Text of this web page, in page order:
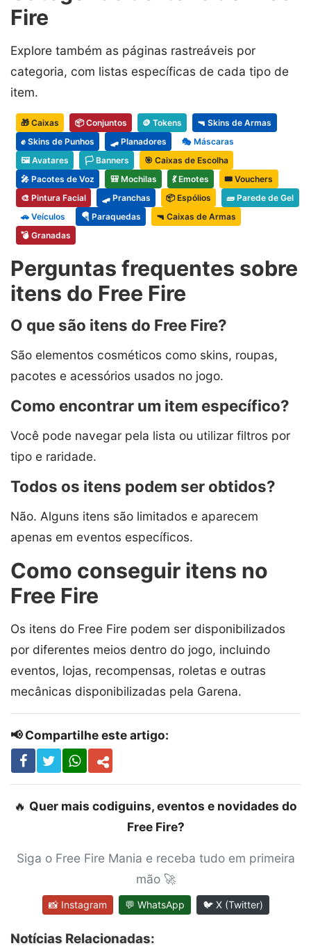
Fire
Explore também as páginas rastreáveis por
categoria, com listas específicas de cada tipo de
item.
🎁 Caixas 📦 Conjuntos 🪙 Tokens
🔫 Skins de Armas
✊ Skins de Punhos
🛹 Planadores
🎭 Máscaras
🖼️ Avatares
🏳️ Banners
🎯 Caixas de Escolha
🎤 Pacotes de Voz
🎒 Mochilas 💃 Emotes
🎟️ Vouchers
🎨 Pintura Facial
🛹 Pranchas 📦 Espólios
🧱 Parede de Gel
🚗 Veículos
🪂 Paraquedas
🔫 Caixas de Armas
💣 Granadas
Perguntas frequentes sobre
itens do Free Fire
O que são itens do Free Fire?
São elementos cosméticos como skins, roupas,
pacotes e acessórios usados no jogo.
Como encontrar um item específico?
Você pode navegar pela lista ou utilizar filtros por
tipo e raridade.
Todos os itens podem ser obtidos?
Não. Alguns itens são limitados e aparecem
apenas em eventos específicos.
Como conseguir itens no
Free Fire
Os itens do Free Fire podem ser disponibilizados
por diferentes meios dentro do jogo, incluindo
eventos, lojas, recompensas, roletas e outras
mecânicas disponibilizadas pela Garena.
📢 Compartilhe este artigo:
🔥 Quer mais codiguins, eventos e novidades do
Free Fire?
Siga o Free Fire Mania e receba tudo em primeira
mão 🚀
📸 Instagram 💬 WhatsApp 🐦 X (Twitter)
Notícias Relacionadas: